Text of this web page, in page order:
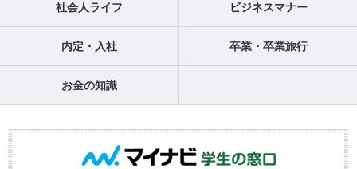
社会人ライフ ビジネスマナー
内定・入社 卒業・卒業旅行
お金の知識